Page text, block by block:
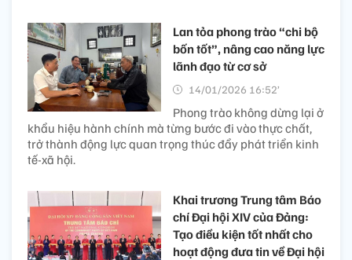
Lan tỏa phong trào “chi bộ
bốn tốt”, nâng cao năng lực
lãnh đạo từ cơ sở
14/01/2026 16:52’
Phong trào không dừng lại ở
khẩu hiệu hành chính mà từng bước đi vào thực chất,
trở thành động lực quan trọng thúc đẩy phát triển kinh
tế-xã hội.
Khai trương Trung tâm Báo
chí Đại hội XIV của Đảng:
Tạo điều kiện tốt nhất cho
hoạt động đưa tin về Đại hội